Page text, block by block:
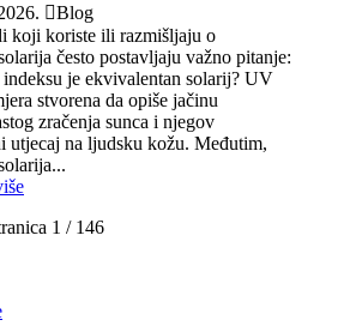
Blog
koji koriste ili razmišljaju o
često postavljaju važno pitanje:
je ekvivalentan solarij? UV
stvorena da opiše jačinu
zračenja sunca i njegov
utjecaj na ljudsku kožu. Međutim,
1 / 146